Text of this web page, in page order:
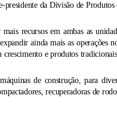
da Divisão de Produtos
recursos em ambas as
ainda mais as operações
e produtos
de construção, para
recuperadoras de